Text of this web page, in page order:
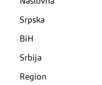
Srpska
BiH
Srbija
Region